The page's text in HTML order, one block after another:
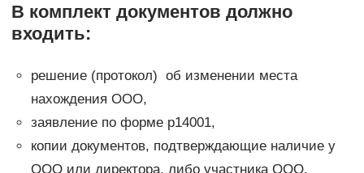
В комплект документов должно
входить:
решение (протокол) об изменении места
нахождения ООО,
заявление по форме р14001,
копии документов, подтверждающие наличие у
ООО или директора, либо участника ООО,